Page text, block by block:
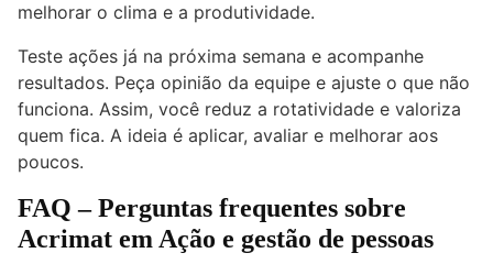
melhorar o clima e a produtividade.
Teste ações já na próxima semana e acompanhe
resultados. Peça opinião da equipe e ajuste o que não
funciona. Assim, você reduz a rotatividade e valoriza
quem fica. A ideia é aplicar, avaliar e melhorar aos
poucos.
FAQ – Perguntas frequentes sobre
Acrimat em Ação e gestão de pessoas